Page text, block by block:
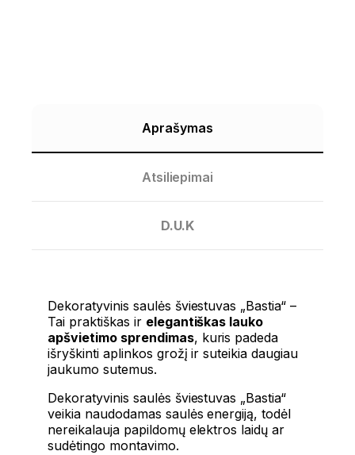
Aprašymas
Atsiliepimai
D.U.K
Dekoratyvinis saulės šviestuvas „Bastia“ –
Tai praktiškas ir elegantiškas lauko
apšvietimo sprendimas, kuris padeda
išryškinti aplinkos grožį ir suteikia daugiau
jaukumo sutemus.
Dekoratyvinis saulės šviestuvas „Bastia“
veikia naudodamas saulės energiją, todėl
nereikalauja papildomų elektros laidų ar
sudėtingo montavimo.